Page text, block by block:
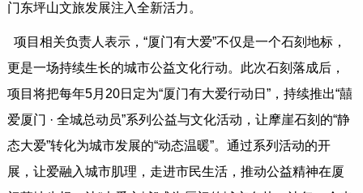
门东坪山文旅发展注入全新活力。
项目相关负责人表示，“厦门有大爱”不仅是一个石刻地标，
更是一场持续生长的城市公益文化行动。此次石刻落成后，
项目将把每年5月20日定为“厦门有大爱行动日”，持续推出“囍
爱厦门 · 全城总动员”系列公益与文化活动，让摩崖石刻的“静
态大爱”转化为城市发展的“动态温暖”。通过系列活动的开
展，让爱融入城市肌理，走进市民生活，推动公益精神在厦